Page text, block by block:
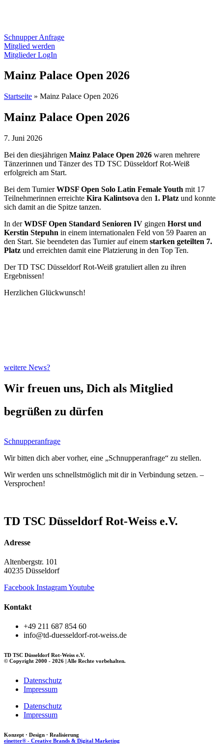
Schnupper Anfrage
Mitglied werden
Mitglieder LogIn
Mainz Palace Open 2026
Startseite » Mainz Palace Open 2026
Mainz Palace Open 2026
7. Juni 2026
Bei den diesjährigen Mainz Palace Open 2026 waren mehrere
Tänzerinnen und Tänzer des TD TSC Düsseldorf Rot-Weiß
erfolgreich am Start.
Bei dem TurnierWDSF Open Solo Latin Female Youth mit 17
Teilnehmerinnen erreichte Kira Kalintsova den 1. Platz und konnte
sich damit an die Spitze tanzen.
In derWDSF Open Standard Senioren IV gingen Horst und
Kerstin Stepuhn in einem internationalen Feld von 59 Paaren an
den Start. Sie beendeten das Turnier auf einem starken geteilten 7.
Platz und erreichten damit eine Platzierung in den Top Ten.
Der TD TSC Düsseldorf Rot-Weiß gratuliert allen zu ihren
Ergebnissen!
Herzlichen Glückwunsch!
weitere News?
Wir freuen uns, Dich als Mitglied
begrüßen zu dürfen
Schnupperanfrage
Wir bitten dich aber vorher, eine „Schnupperanfrage“ zu stellen.
Wir werden uns schnellstmöglich mit dir in Verbindung setzen. –
Versprochen!
TD TSC Düsseldorf Rot-Weiss e.V.
Adresse
Altenbergstr. 101
40235 Düsseldorf
Facebook InstagramYoutube
Kontakt
+49 211 687 854 60
info@td-duesseldorf-rot-weiss.de
TD TSC Düsseldorf Rot-Weiss e.V.
© Copyright 2000 - 2026 | Alle Rechte vorbehalten.
Datenschutz
Impressum
Datenschutz
Impressum
Konzept · Design · Realisierung
einetter® - Creative Brands & Digital Marketing